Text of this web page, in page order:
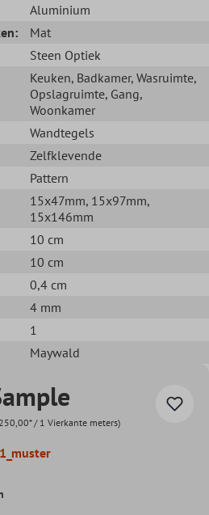
Aluminium
Mat
Steen Optiek
Keuken, Badkamer, Wasruimte,
Opslagruimte, Gang,
Woonkamer
Wandtegels
Zelfklevende
Pattern
15x47mm, 15x97mm,
15x146mm
10 cm
10 cm
0,4 cm
4 mm
1
Maywald
/ 1 Vierkante meters)